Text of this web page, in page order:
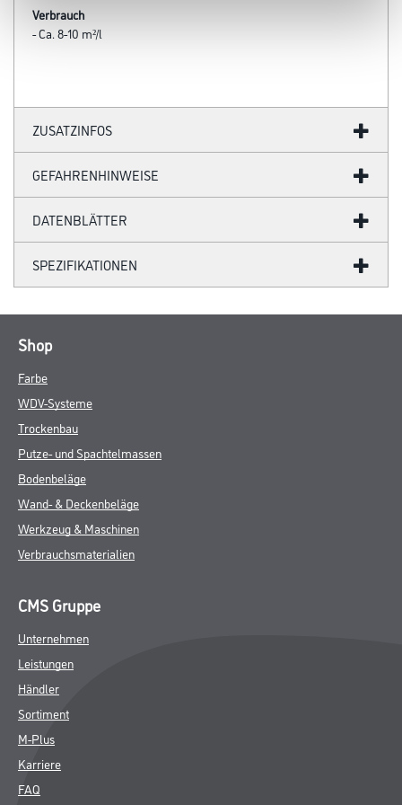
Verbrauch
- Ca. 8-10 m²/l
ZUSATZINFOS
GEFAHRENHINWEISE
DATENBLÄTTER
SPEZIFIKATIONEN
Shop
Farbe
WDV-Systeme
Trockenbau
Putze- und Spachtelmassen
Bodenbeläge
Wand- & Deckenbeläge
Werkzeug & Maschinen
Verbrauchsmaterialien
CMS Gruppe
Unternehmen
Leistungen
Händler
Sortiment
M-Plus
Karriere
FAQ